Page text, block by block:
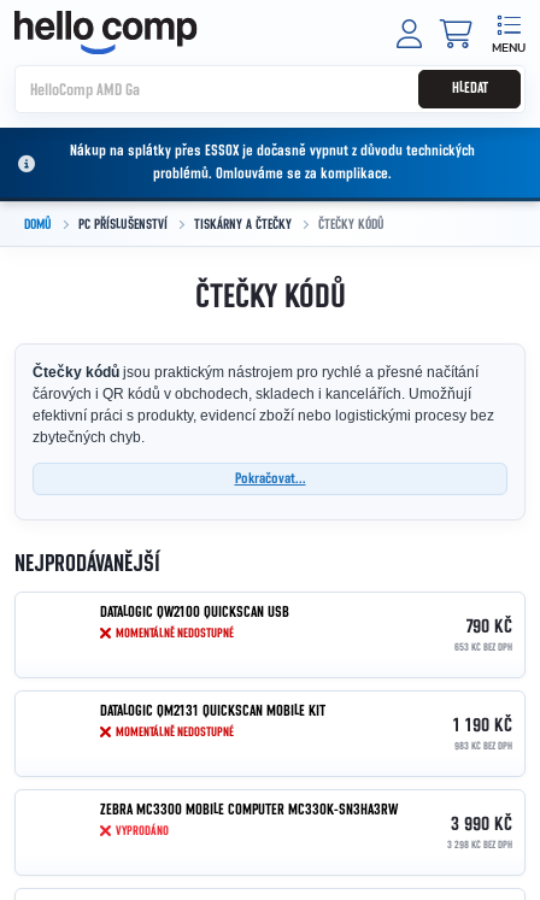
Přejít na obsah
HLEDAT
Nákup na splátky přes ESSOX je dočasně vypnut z důvodu technických
problémů. Omlouváme se za komplikace.
DOMŮ PC PŘÍSLUŠENSTVÍ TISKÁRNY A ČTEČKY ČTEČKY KÓDŮ
ČTEČKY KÓDŮ
Čtečky kódů jsou praktickým nástrojem pro rychlé a přesné načítání
čárových i QR kódů v obchodech, skladech i kancelářích. Umožňují
efektivní práci s produkty, evidencí zboží nebo logistickými procesy bez
zbytečných chyb.
Pokračovat...
NEJPRODÁVANĚJŠÍ
DATALOGIC QW2100 QUICKSCAN USB
MOMENTÁLNĚ NEDOSTUPNÉ 790 KČ
653 KČ BEZ DPH
DATALOGIC QM2131 QUICKSCAN MOBILE KIT
MOMENTÁLNĚ NEDOSTUPNÉ 1 190 KČ
983 KČ BEZ DPH
ZEBRA MC3300 MOBILE COMPUTER MC330K-SN3HA3RW
VYPRODÁNO 3 990 KČ
3 298 KČ BEZ DPH